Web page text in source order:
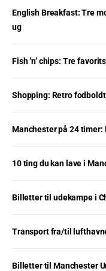
English Breakfast: Tre
ug
Fish ’n’ chips: Tre
Shopping: Retro
Manchester på 24 timer:
10 ting du kan lave i
Billetter til udekampe i
Transport fra/til
Billetter til Manchester